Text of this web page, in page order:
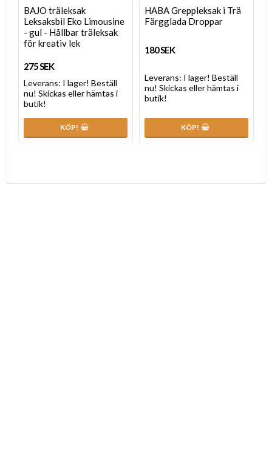
BAJO träleksak
Leksaksbil Eko Limousine
- gul - Hållbar träleksak
för kreativ lek
275 SEK
Leverans: I lager! Beställ
nu! Skickas eller hämtas i
butik!
KÖP!
HABA Greppleksak i Trä
Färgglada Droppar
180 SEK
Leverans: I lager! Beställ
nu! Skickas eller hämtas i
butik!
KÖP!